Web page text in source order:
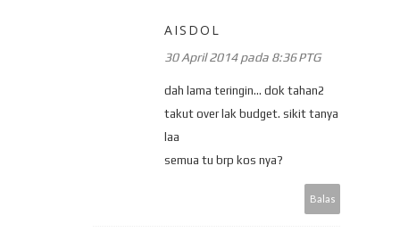
AISDOL
30 April 2014 pada 8:36 PTG
dah lama teringin... dok tahan2
takut over lak budget. sikit tanya
laa
semua tu brp kos nya?
Balas